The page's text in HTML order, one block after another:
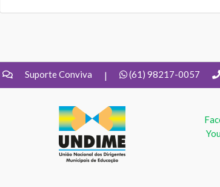
Suporte Conviva | (61) 98217-0057
UNDIME